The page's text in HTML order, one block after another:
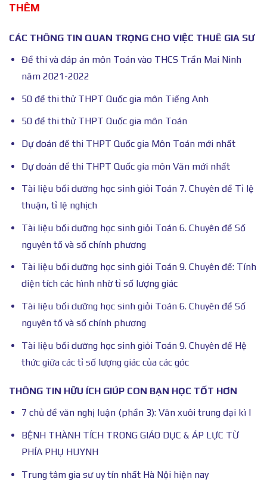
THÊM
CÁC THÔNG TIN QUAN TRỌNG CHO VIỆC THUÊ GIA SƯ
Đề thi và đáp án môn Toán vào THCS Trần Mai Ninh
năm 2021-2022
50 đề thi thử THPT Quốc gia môn Tiếng Anh
50 đề thi thử THPT Quốc gia môn Toán
Dự đoán đề thi THPT Quốc gia Môn Toán mới nhất
Dự đoán đề thi THPT Quốc gia môn Văn mới nhất
Tài liệu bồi dưỡng học sinh giỏi Toán 7. Chuyên đề Tỉ lệ
thuận, tỉ lệ nghịch
Tài liệu bồi dưỡng học sinh giỏi Toán 6. Chuyên đề Số
nguyên tố và số chính phương
Tài liệu bồi dưỡng học sinh giỏi Toán 9. Chuyên đề: Tính
diện tích các hình nhờ tỉ số lượng giác
Tài liệu bồi dưỡng học sinh giỏi Toán 6. Chuyên đề Số
nguyên tố và số chính phương
Tài liệu bồi dưỡng học sinh giỏi Toán 9. Chuyên đề Hệ
thức giữa các tỉ số lượng giác của các góc
THÔNG TIN HỮU ÍCH GIÚP CON BẠN HỌC TỐT HƠN
7 chủ đề văn nghị luận (phần 3): Văn xuôi trung đại kì I
BỆNH THÀNH TÍCH TRONG GIÁO DỤC & ÁP LỰC TỪ
PHÍA PHỤ HUYNH
Trung tâm gia sư uy tín nhất Hà Nội hiện nay